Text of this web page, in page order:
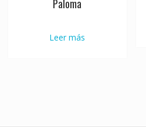
Paloma
Leer más